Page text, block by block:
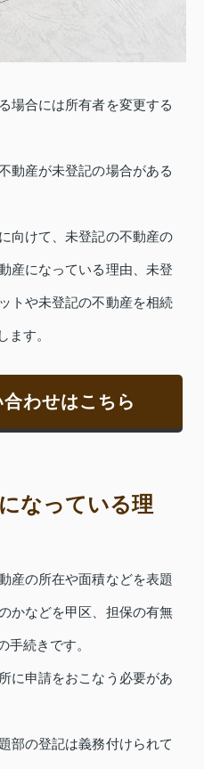
場合には所有者を変更する
動産が未登記の場合がある
向けて、未登記の不動産の
産になっている理由、未登
トや未登記の不動産を相続
ます。
わせはこちら
なっている理
産の所在や面積などを表題
かなどを甲区、担保の有無
手続きです。
に申請をおこなう必要があ
部の登記は義務付けられて